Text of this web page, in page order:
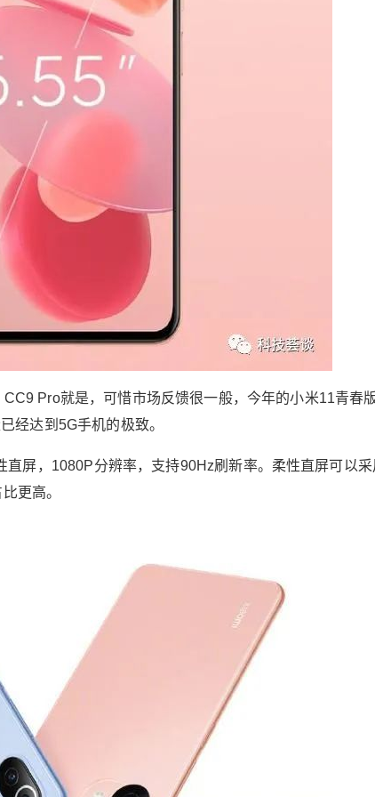
Pro就是，可惜市场反馈很一般，今年的小米11青春
经达到5G手机的极致。
屏，1080P分辨率，支持90Hz刷新率。柔性直屏可以
更高。
mi K40 Redmi K40与小米11一样都是走量手机，
后者面对中高端用户，前者面对中端市场，由于
起步价格只有1999元，Redmi K40系列上市23
天，销量就已经突破百万台。不过Redmi K40最
值得购买的还是12+256GB版本，2499元的价格
无出其右，是真正的极致性价比。 Redmi K40采
用6.67英寸E4三星AMOLED直屏，拥有AMOLED
硬屏最好的显示效果。柔性直屏成本更高，显示
效果也有明显提升。小米11采用柔性曲面屏，峰
值亮度高达1500nit，10bit色深，Redmi K40只有
1300nit、8bit色深。 配置方面，Redmi K40搭载
骁龙870处理器，提供8/12+128/256GB的存储，
前置2000万像素单摄，后置4800万像素三摄，内
置4520mAh电池，支持33W快充。 Redmi K40是
高性价比手机，为了追求更低的价格，配置相对
有些保守，相机出现明显缩水，但是仍然值得购
买。原因很简单，性价比太高了。 轻薄女性手
机：小米11青春版 雷军一直想推出女性手机，比
如前年的小米CC9、CC9 Pro就是，可惜市场反
打轻薄，6.81mm的厚度，159g的重量已经达到5
G手机的极致。 小米11青春版采用6.55英寸华星
光电AMOLED柔性直屏，1080P分辨率，支持90
11青春版全球首发骁龙780G处理器，提供LPDD
R4x+UFS2.2的存储组合，前置2000万像素单
摄，后置6400万像素主摄+800万像素超广角+50
0万像素微距三摄，内置4250mAh电池，支持33
W快充。 为了轻薄，小米11青春版肯定会舍弃不
少旗舰手机该有功能和硬件，但这款手机的手感
确实出色，价格也很便宜，8+128GB版本的价格
只有2299元。不过这部手机的缺点也很明显，那
就是名字太普通。 安卓机皇：小米11 Pro 小米11
是3999元价位配置最高的手机，堆料已经到顶，
小米11 Pro只好从相机等方面进行突破，小米11